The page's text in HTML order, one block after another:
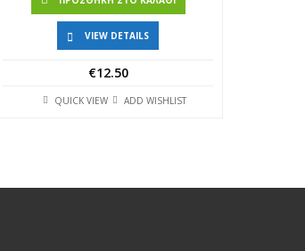
VIEW DETAILS
€12.50
QUICK VIEW ADD WISHLIST